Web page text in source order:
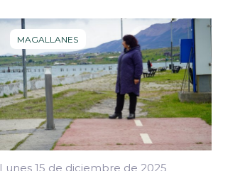
MAGALLANES
Lunes 15 de diciembre de 2025